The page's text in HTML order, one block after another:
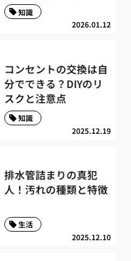
2026.01.12
知識
コンセントの交換は自
分でできる？DIYのリ
スクと注意点
2025.12.19
知識
排水管詰まりの真犯
人！汚れの種類と特徴
2025.12.10
生活